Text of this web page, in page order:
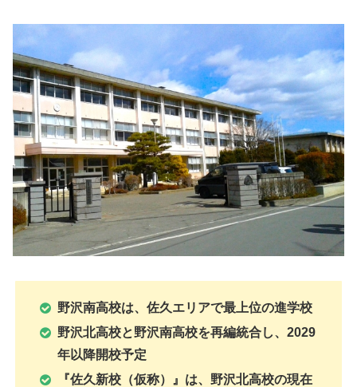
野沢南高校は、佐久エリアで最上位の進学校
野沢北高校と野沢南高校を再編統合し、2029
年以降開校予定
『佐久新校（仮称）』は、野沢北高校の現在